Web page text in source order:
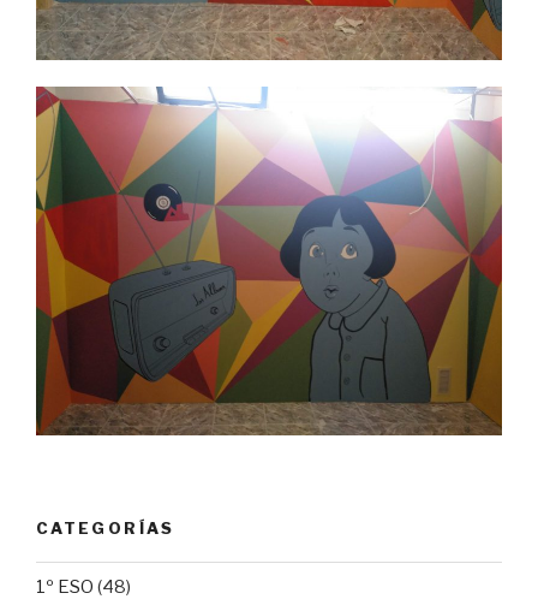
CATEGORÍAS
1º ESO (48)